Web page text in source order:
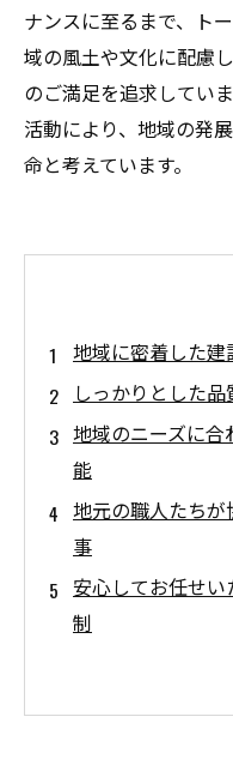
ナンスに至るまで、ト
域の風土や文化に配慮
のご満足を追求してい
活動により、地域の発
命と考えています。
地域に密着した
しっかりとした
地域のニーズに
能
地元の職人たち
事
安心してお任せ
制